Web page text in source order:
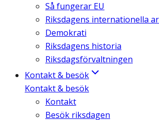
Så fungerar EU
Riksdagens internationella
Demokrati
Riksdagens historia
Riksdagsförvaltningen
Kontakt & besök
Kontakt & besök
Kontakt
Besök riksdagen